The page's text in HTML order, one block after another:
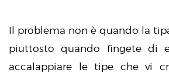
Il problema non è quando la
piuttosto quando fingete di
accalappiare le tipe che vi